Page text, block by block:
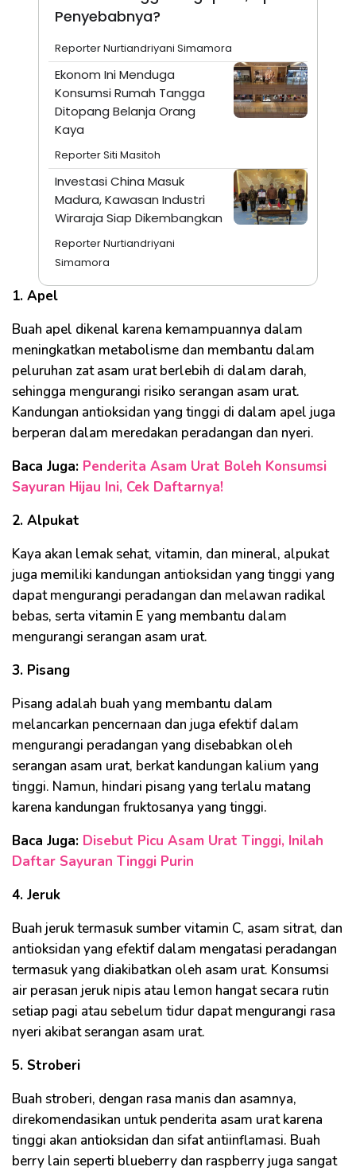
Penyebabnya?
Reporter Nurtiandriyani Simamora
Ekonom Ini Menduga
Konsumsi Rumah Tangga
Ditopang Belanja Orang
Kaya
Reporter Siti Masitoh
Investasi China Masuk
Madura, Kawasan Industri
Wiraraja Siap Dikembangkan
Reporter Nurtiandriyani
Simamora
1. Apel
Buah apel dikenal karena kemampuannya dalam
meningkatkan metabolisme dan membantu dalam
peluruhan zat asam urat berlebih di dalam darah,
sehingga mengurangi risiko serangan asam urat.
Kandungan antioksidan yang tinggi di dalam apel juga
berperan dalam meredakan peradangan dan nyeri.
Baca Juga: Penderita Asam Urat Boleh Konsumsi
Sayuran Hijau Ini, Cek Daftarnya!
2. Alpukat
Kaya akan lemak sehat, vitamin, dan mineral, alpukat
juga memiliki kandungan antioksidan yang tinggi yang
dapat mengurangi peradangan dan melawan radikal
bebas, serta vitamin E yang membantu dalam
mengurangi serangan asam urat.
3. Pisang
Pisang adalah buah yang membantu dalam
melancarkan pencernaan dan juga efektif dalam
mengurangi peradangan yang disebabkan oleh
serangan asam urat, berkat kandungan kalium yang
tinggi. Namun, hindari pisang yang terlalu matang
karena kandungan fruktosanya yang tinggi.
Baca Juga: Disebut Picu Asam Urat Tinggi, Inilah
Daftar Sayuran Tinggi Purin
4. Jeruk
Buah jeruk termasuk sumber vitamin C, asam sitrat, dan
antioksidan yang efektif dalam mengatasi peradangan
termasuk yang diakibatkan oleh asam urat. Konsumsi
air perasan jeruk nipis atau lemon hangat secara rutin
setiap pagi atau sebelum tidur dapat mengurangi rasa
nyeri akibat serangan asam urat.
5. Stroberi
Buah stroberi, dengan rasa manis dan asamnya,
direkomendasikan untuk penderita asam urat karena
tinggi akan antioksidan dan sifat antiinflamasi. Buah
berry lain seperti blueberry dan raspberry juga sangat